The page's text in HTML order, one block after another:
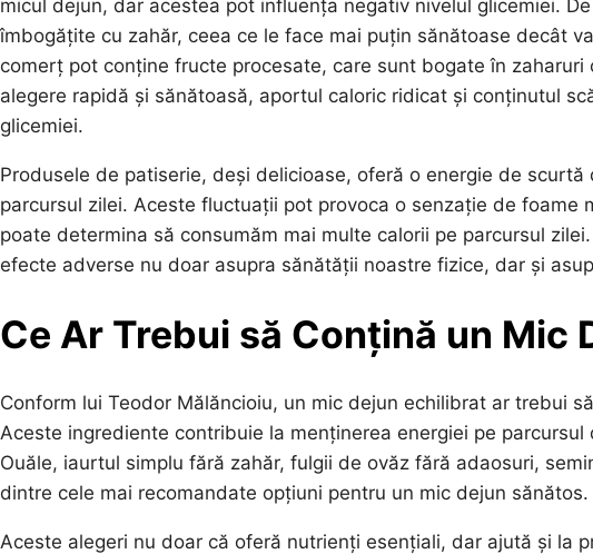
micul dejun, dar acestea pot influența negativ nivelul glicemiei.
îmbogățite cu zahăr, ceea ce le face mai puțin sănătoase decât
comerț pot conține fructe procesate, care sunt bogate în
alegere rapidă și sănătoasă, aportul caloric ridicat și conținutul
glicemiei.
Produsele de patiserie, deși delicioase, oferă o energie de
parcursul zilei. Aceste fluctuații pot provoca o senzație de
poate determina să consumăm mai multe calorii pe parcursul
efecte adverse nu doar asupra sănătății noastre fizice, dar și
Ce Ar Trebui să Conțină un Mic
Conform lui Teodor Mălăncioiu, un mic dejun echilibrat ar trebui
Aceste ingrediente contribuie la menținerea energiei pe
Ouăle, iaurtul simplu fără zahăr, fulgii de ovăz fără adaosuri,
dintre cele mai recomandate opțiuni pentru un mic dejun sănătos.
Aceste alegeri nu doar că oferă nutrienți esențiali, dar ajută și la